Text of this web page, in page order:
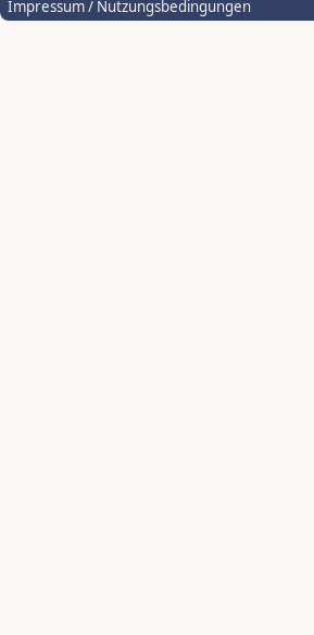
Impressum / Nutzungsbedingungen